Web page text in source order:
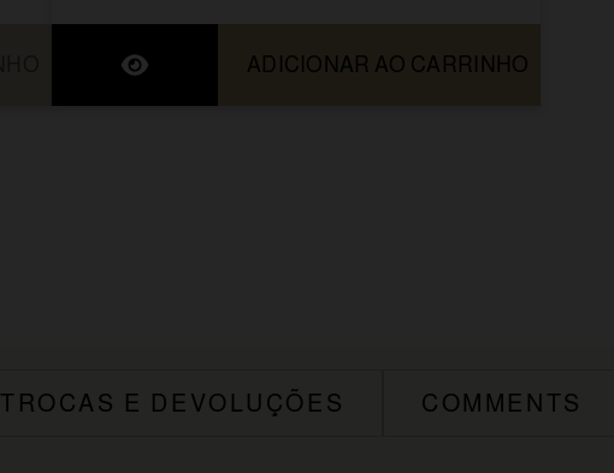
ADICIONAR AO CARRINHO
TROCAS E DEVOLUÇÕES COMMENTS